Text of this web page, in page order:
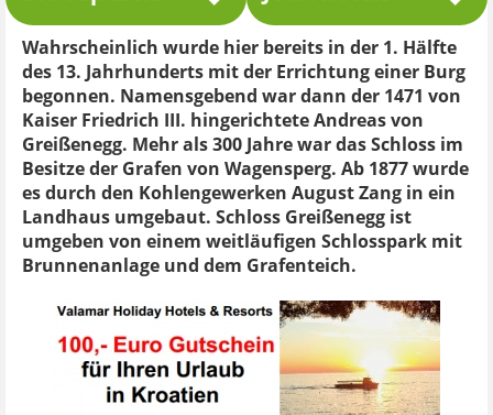
Wahrscheinlich wurde hier bereits in der 1. Hälfte
des 13. Jahrhunderts mit der Errichtung einer Burg
begonnen. Namensgebend war dann der 1471 von
Kaiser Friedrich III. hingerichtete Andreas von
Greißenegg. Mehr als 300 Jahre war das Schloss im
Besitze der Grafen von Wagensperg. Ab 1877 wurde
es durch den Kohlengewerken August Zang in ein
Landhaus umgebaut. Schloss Greißenegg ist
umgeben von einem weitläufigen Schlosspark mit
Brunnenanlage und dem Grafenteich.